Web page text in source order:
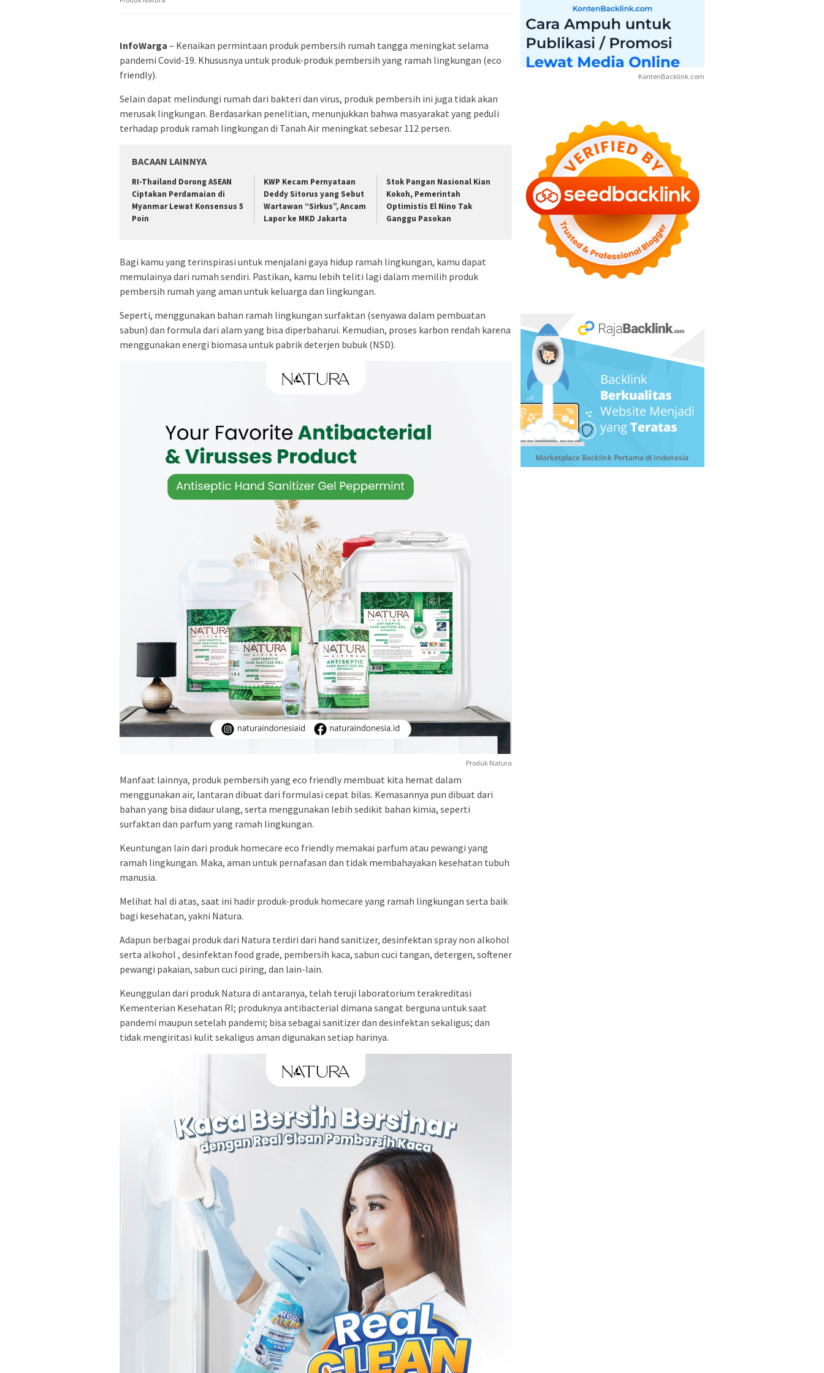
InfoWarga – Kenaikan permintaan produk pembersih rumah tangga meningkat selama
pandemi Covid-19. Khususnya untuk produk-produk pembersih yang ramah lingkungan (eco
friendly).
Selain dapat melindungi rumah dari bakteri dan virus, produk pembersih ini juga tidak akan
merusak lingkungan. Berdasarkan penelitian, menunjukkan bahwa masyarakat yang peduli
terhadap produk ramah lingkungan di Tanah Air meningkat sebesar 112 persen.
BACAAN LAINNYA
RI-Thailand Dorong ASEAN
Ciptakan Perdamaian di
Myanmar Lewat Konsensus 5
Poin
KWP Kecam Pernyataan
Deddy Sitorus yang Sebut
Wartawan “Sirkus”, Ancam
Lapor ke MKD Jakarta
Stok Pangan Nasional Kian
Kokoh, Pemerintah
Optimistis El Nino Tak
Ganggu Pasokan
Bagi kamu yang terinspirasi untuk menjalani gaya hidup ramah lingkungan, kamu dapat
memulainya dari rumah sendiri. Pastikan, kamu lebih teliti lagi dalam memilih produk
pembersih rumah yang aman untuk keluarga dan lingkungan.
Seperti, menggunakan bahan ramah lingkungan surfaktan (senyawa dalam pembuatan
sabun) dan formula dari alam yang bisa diperbaharui. Kemudian, proses karbon rendah karena
menggunakan energi biomasa untuk pabrik deterjen bubuk (NSD).
Produk Natura
Manfaat lainnya, produk pembersih yang eco friendly membuat kita hemat dalam
menggunakan air, lantaran dibuat dari formulasi cepat bilas. Kemasannya pun dibuat dari
bahan yang bisa didaur ulang, serta menggunakan lebih sedikit bahan kimia, seperti
surfaktan dan parfum yang ramah lingkungan.
Keuntungan lain dari produk homecare eco friendly memakai parfum atau pewangi yang
ramah lingkungan. Maka, aman untuk pernafasan dan tidak membahayakan kesehatan tubuh
manusia.
Melihat hal di atas, saat ini hadir produk-produk homecare yang ramah lingkungan serta baik
bagi kesehatan, yakni Natura.
Adapun berbagai produk dari Natura terdiri dari hand sanitizer, desinfektan spray non alkohol
serta alkohol , desinfektan food grade, pembersih kaca, sabun cuci tangan, detergen, softener
pewangi pakaian, sabun cuci piring, dan lain-lain.
Keunggulan dari produk Natura di antaranya, telah teruji laboratorium terakreditasi
Kementerian Kesehatan RI; produknya antibacterial dimana sangat berguna untuk saat
pandemi maupun setelah pandemi; bisa sebagai sanitizer dan desinfektan sekaligus; dan
tidak mengiritasi kulit sekaligus aman digunakan setiap harinya.
KontenBacklink.com